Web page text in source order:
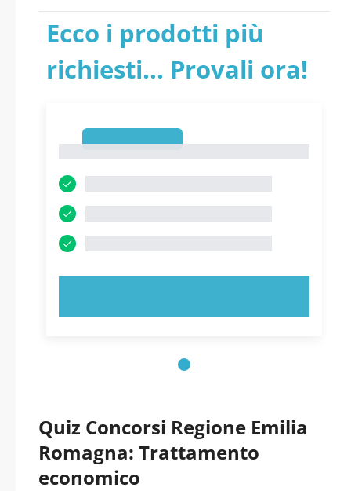
Ecco i prodotti più
richiesti... Provali ora!
Quiz Concorsi Regione Emilia
Romagna: Trattamento
economico